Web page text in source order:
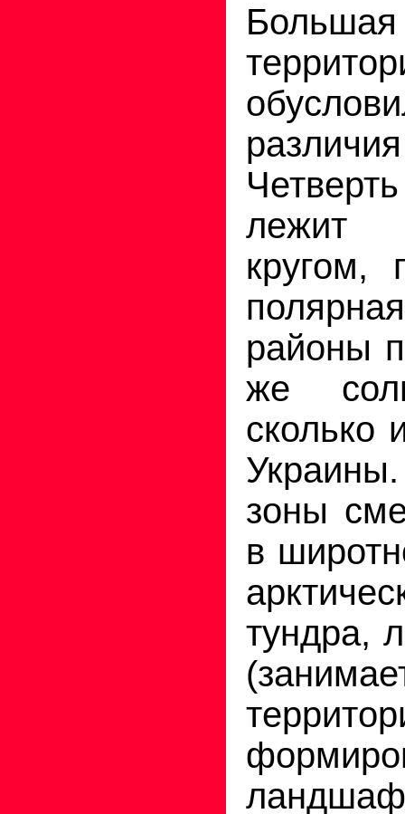
лежит
кругом,
районы
же
сколько
зоны
в
тундра,